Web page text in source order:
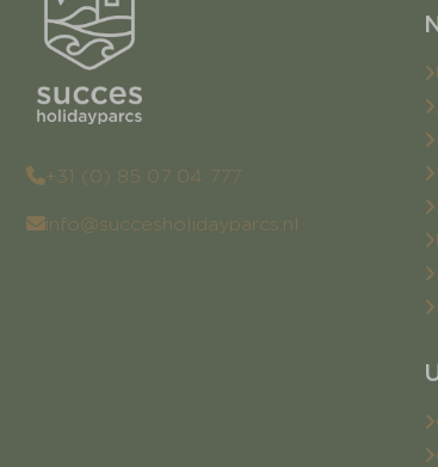
+31 (0) 85 07 04 777
info@succesholidayparcs.nl